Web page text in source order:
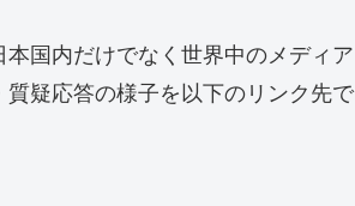
国内だけでなく世界中のメディア
疑応答の様子を以下のリンク先で